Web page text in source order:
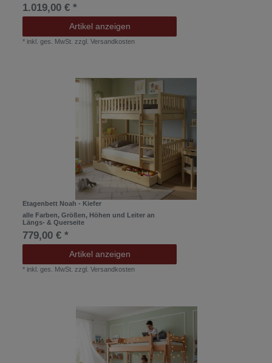
1.019,00 € *
Artikel anzeigen
* inkl. ges. MwSt. zzgl.Versandkosten
Etagenbett Noah - Kiefer
alle Farben, Größen, Höhen und Leiter an
Längs- & Querseite
779,00 € *
Artikel anzeigen
* inkl. ges. MwSt. zzgl.Versandkosten